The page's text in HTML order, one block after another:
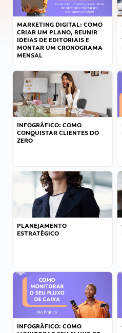
MARKETING DIGITAL: COMO
CRIAR UM PLANO, REUNIR
IDEIAS DE EDITORIAIS E
MONTAR UM CRONOGRAMA
MENSAL
INFOGRÁFICO: COMO
CONQUISTAR CLIENTES DO
ZERO
PLANEJAMENTO
ESTRATÉGICO
INFOGRÁFICO: COMO